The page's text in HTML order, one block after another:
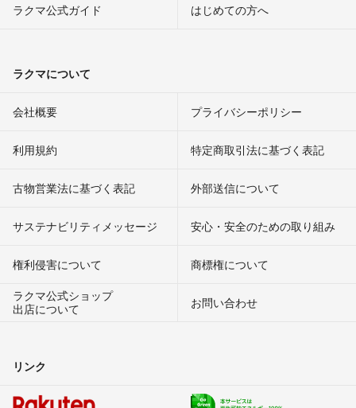
ラクマ公式ガイド はじめての方へ
ラクマについて
会社概要 プライバシーポリシー
利用規約 特定商取引法に基づく表記
古物営業法に基づく表記 外部送信について
サステナビリティメッセージ 安心・安全のための取り組み
権利侵害について
商標権について
ラクマ公式ショップ
出店について
お問い合わせ
リンク